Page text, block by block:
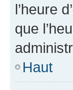
l’heure
que
Haut